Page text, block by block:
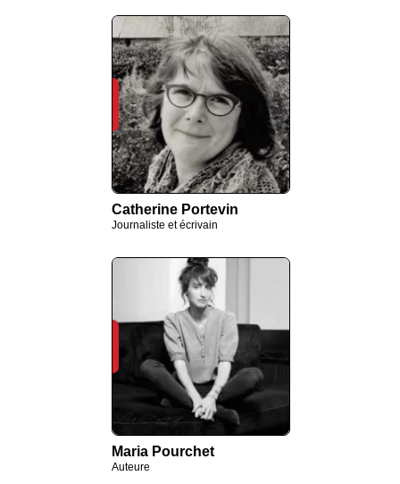
Catherine Portevin
Journaliste et écrivain
Maria Pourchet
Auteure